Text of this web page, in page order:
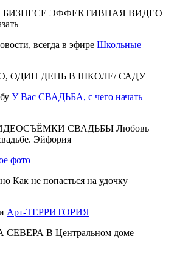
ЭФФЕКТИВНАЯ ВИДЕО
Школьные
ОДИН ДЕНЬ В ШКОЛЕ/ САДУ
У Вас СВАДЬБА, с чего начать
СВАДЬБЫ Любовь
Эйфория
фото
Как не попасться на удочку
Арт-ТЕРРИТОРИЯ
В Центральном доме